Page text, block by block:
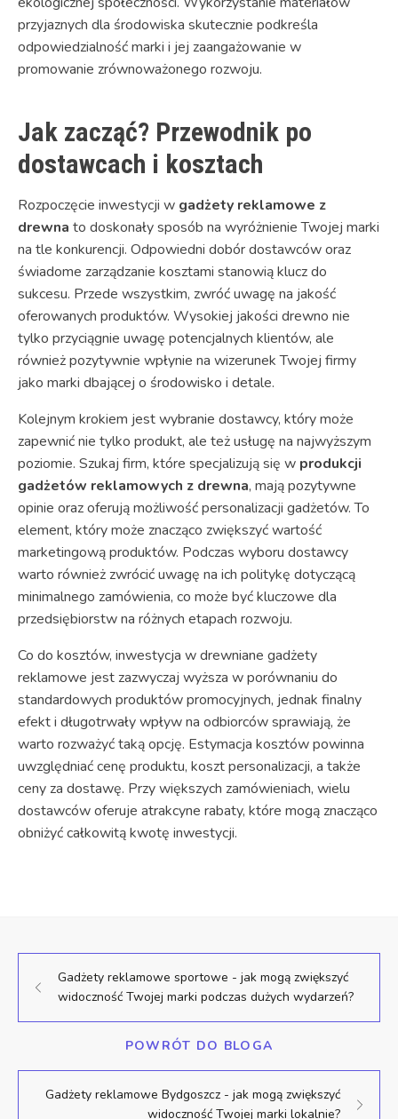
przyjaznych dla środowiska skutecznie podkreśla
odpowiedzialność marki i jej zaangażowanie w
promowanie zrównoważonego rozwoju.
Jak zacząć? Przewodnik po
dostawcach i kosztach
Rozpoczęcie inwestycji w gadżety reklamowe z
drewna to doskonały sposób na wyróżnienie Twojej marki
na tle konkurencji. Odpowiedni dobór dostawców oraz
świadome zarządzanie kosztami stanowią klucz do
sukcesu. Przede wszystkim, zwróć uwagę na jakość
oferowanych produktów. Wysokiej jakości drewno nie
tylko przyciągnie uwagę potencjalnych klientów, ale
również pozytywnie wpłynie na wizerunek Twojej firmy
jako marki dbającej o środowisko i detale.
Kolejnym krokiem jest wybranie dostawcy, który może
zapewnić nie tylko produkt, ale też usługę na najwyższym
poziomie. Szukaj firm, które specjalizują się w produkcji
gadżetów reklamowych z drewna, mają pozytywne
opinie oraz oferują możliwość personalizacji gadżetów. To
element, który może znacząco zwiększyć wartość
marketingową produktów. Podczas wyboru dostawcy
warto również zwrócić uwagę na ich politykę dotyczącą
minimalnego zamówienia, co może być kluczowe dla
przedsiębiorstw na różnych etapach rozwoju.
Co do kosztów, inwestycja w drewniane gadżety
reklamowe jest zazwyczaj wyższa w porównaniu do
standardowych produktów promocyjnych, jednak finalny
efekt i długotrwały wpływ na odbiorców sprawiają, że
warto rozważyć taką opcję. Estymacja kosztów powinna
uwzględniać cenę produktu, koszt personalizacji, a także
ceny za dostawę. Przy większych zamówieniach, wielu
dostawców oferuje atrakcyne rabaty, które mogą znacząco
obniżyć całkowitą kwotę inwestycji.
Gadżety reklamowe sportowe - jak mogą zwiększyć
widoczność Twojej marki podczas dużych wydarzeń?
POWRÓT DO BLOGA
Gadżety reklamowe Bydgoszcz - jak mogą zwiększyć
widoczność Twojej marki lokalnie?